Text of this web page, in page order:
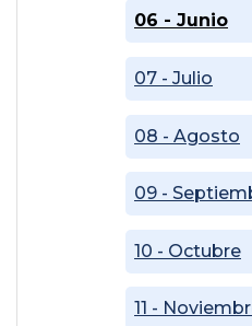
06 - Junio
07 - Julio
08 - Agosto
09 -
10 - Octubre
11 -